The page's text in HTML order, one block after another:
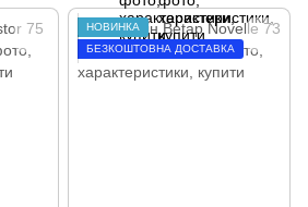
НОВИНКА
БЕЗКОШТОВНА ДОСТАВКА